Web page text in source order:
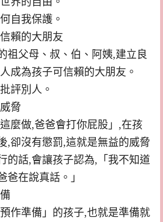
自我保護。
賴的大朋友
祖父母、叔、伯、阿姨,建立良
成為孩子可信賴的大朋友。
評別人。
脅
麼做,爸爸會打你屁股」,在孩
,卻沒有懲罰,這就是無益的威脅
的話,會讓孩子認為,「我不知道
爸在說真話。」
作準備」的孩子,也就是準備就